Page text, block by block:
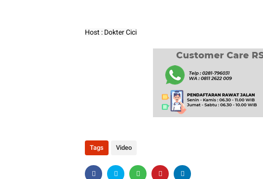
Host : Dokter Cici
Tags Video